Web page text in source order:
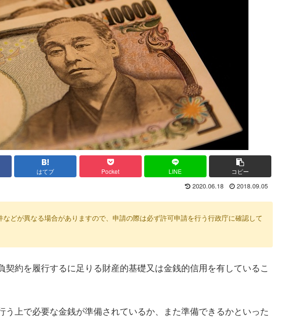
はてブ Pocket LINE コピー
2020.06.18 2018.09.05
どが異なる場合がありますので、申請の際は必ず許可申請を行う行政庁に確認して
約を履行するに足りる財産的基礎又は金銭的信用を有しているこ
う上で必要な金銭が準備されているか、また準備できるかといった